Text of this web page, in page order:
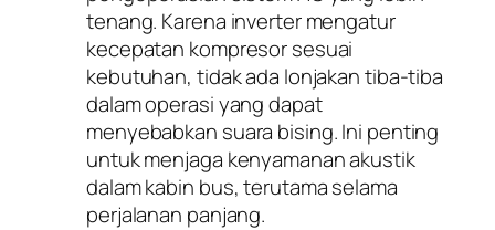
tenang. Karena inverter mengatur
kecepatan kompresor sesuai
kebutuhan, tidak ada lonjakan tiba-tiba
dalam operasi yang dapat
menyebabkan suara bising. Ini penting
untuk menjaga kenyamanan akustik
dalam kabin bus, terutama selama
perjalanan panjang.